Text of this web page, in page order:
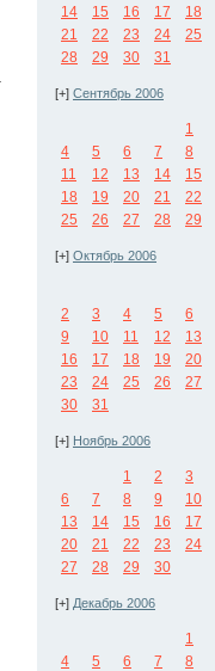
14
15 16 17 18
21
22 23 24 25
28
29 30 31
[+] Сентябрь 2006
1
4
5 6 7 8
11
12 13 14 15
18
19 20 21 22
25
26 27 28 29
[+] Октябрь 2006
2
3 4 5 6
9
10 11 12 13
16
17 18 19 20
23
24 25 26 27
30
31
[+] Ноябрь 2006
1 2 3
6
7 8 9 10
13
14 15 16 17
20
21 22 23 24
27
28 29 30
[+] Декабрь 2006
1
4
5 6 7 8